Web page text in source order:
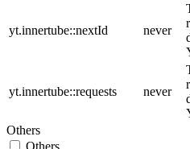
yt.innertube::nextId never
yt.innertube::requests never
Others
Others